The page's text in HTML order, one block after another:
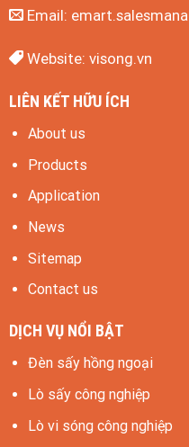
Email:
Website: visong.vn
LIÊN KẾT HỮU ÍCH
About us
Products
Application
News
Sitemap
Contact us
DỊCH VỤ NỔI BẬT
Đèn sấy hồng ngoại
Lò sấy công nghiệp
Lò vi sóng công nghiệp